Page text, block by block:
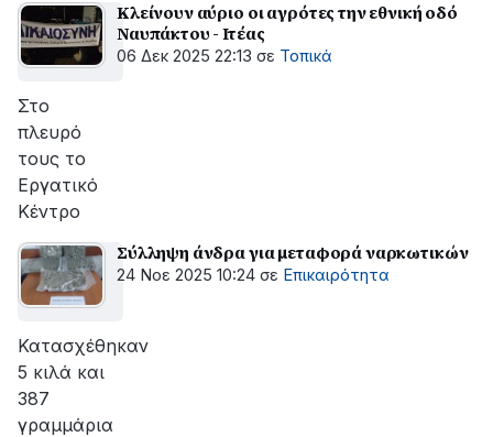
Κλείνουν αύριο οι αγρότες την εθνική οδό
Ναυπάκτου - Ιτέας
06 Δεκ 2025 22:13 σε Τοπικά
Στο
πλευρό
τους το
Εργατικό
Κέντρο
Σύλληψη άνδρα για μεταφορά ναρκωτικών
24 Νοε 2025 10:24 σε Επικαιρότητα
Κατασχέθηκαν
5 κιλά και
387
γραμμάρια